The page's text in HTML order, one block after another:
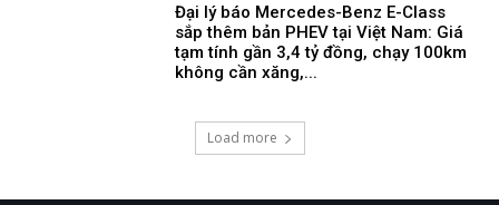
Đại lý báo Mercedes-Benz E-Class
sắp thêm bản PHEV tại Việt Nam: Giá
tạm tính gần 3,4 tỷ đồng, chạy 100km
không cần xăng,...
Load more